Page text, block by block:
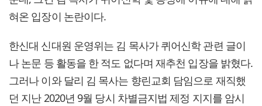
혀온 입장이 논란이다.
한신대 신대원 운영위는 김 목사가 퀴어신학 관련 글이
나 논문 등 활동을 한 적도 없다며 재추천 입장을 밝혔다.
그러나 이와 달리 김 목사는 향린교회 담임으로 재직했
던 지난 2020년 9월 당시 차별금지법 제정 지지를 암시